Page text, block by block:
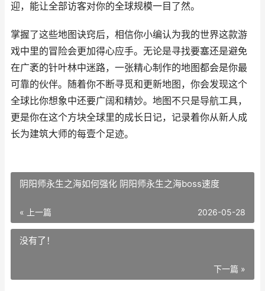
迎，能让全部访客对你的全球规模一目了然。
掌握了这些地图诀窍后，相信你小编认为我的世界这款游
戏中里的冒险会更加得心应手。无论是寻找要塞还是避免
在广袤的针叶林中迷路，一张精心制作的地图都会是你最
可靠的伙伴。随着你不断寻觅和更新地图，你会发现这个
全球比你想象中还要广阔和精妙。地图不只是导航工具，
更是你在这个方块全球里的成长日记，记录着你从新人成
长为建筑大师的每壹个足迹。
阴阳师永生之海如何强化 阴阳师永生之海boss速度
« 上一篇 2026-05-28
没有了！
下一篇 »